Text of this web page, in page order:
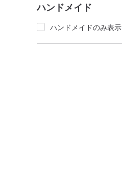
ハンドメイド
ハンドメイドのみ表示